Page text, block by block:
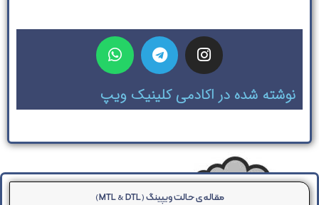
نوشته شده در اکادمی کلینیک ویپ
مقاله ی حالت ویپینگ (MTL & DTL)